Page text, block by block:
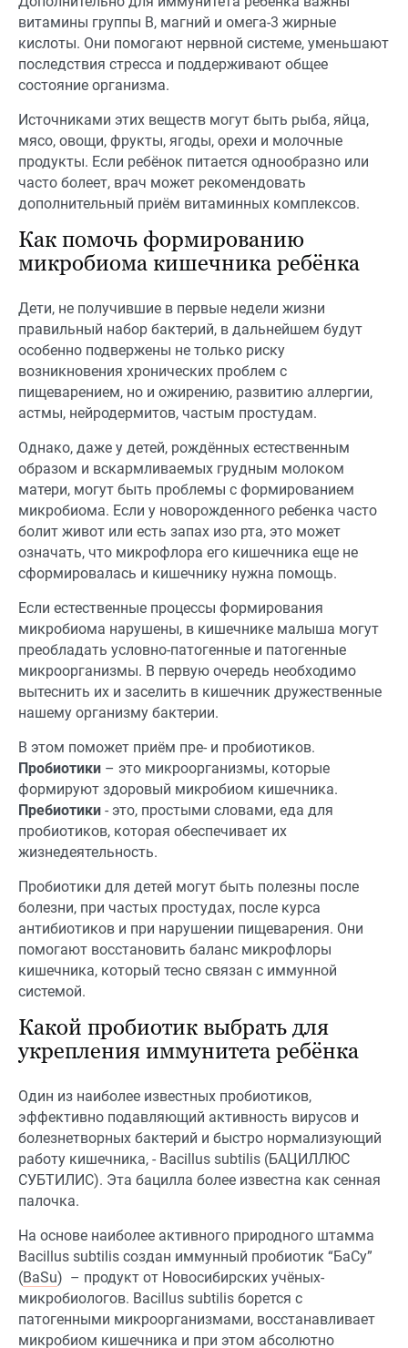
витамины группы B, магний и омега-3 жирные
кислоты. Они помогают нервной системе, уменьшают
последствия стресса и поддерживают общее
состояние организма.
Источниками этих веществ могут быть рыба, яйца,
мясо, овощи, фрукты, ягоды, орехи и молочные
продукты. Если ребёнок питается однообразно или
часто болеет, врач может рекомендовать
дополнительный приём витаминных комплексов.
Как помочь формированию
микробиома кишечника ребёнка
Дети, не получившие в первые недели жизни
правильный набор бактерий, в дальнейшем будут
особенно подвержены не только риску
возникновения хронических проблем с
пищеварением, но и ожирению, развитию аллергии,
астмы, нейродермитов, частым простудам.
Однако, даже у детей, рождённых естественным
образом и вскармливаемых грудным молоком
матери, могут быть проблемы с формированием
микробиома. Если у новорожденного ребенка часто
болит живот или есть запах изо рта, это может
означать, что микрофлора его кишечника еще не
сформировалась и кишечнику нужна помощь.
Если естественные процессы формирования
микробиома нарушены, в кишечнике малыша могут
преобладать условно-патогенные и патогенные
микроорганизмы. В первую очередь необходимо
вытеснить их и заселить в кишечник дружественные
нашему организму бактерии.
В этом поможет приём пре- и пробиотиков.
Пробиотики – это микроорганизмы, которые
формируют здоровый микробиом кишечника.
Пребиотики - это, простыми словами, еда для
пробиотиков, которая обеспечивает их
жизнедеятельность.
Пробиотики для детей могут быть полезны после
болезни, при частых простудах, после курса
антибиотиков и при нарушении пищеварения. Они
помогают восстановить баланс микрофлоры
кишечника, который тесно связан с иммунной
системой.
Какой пробиотик выбрать для
укрепления иммунитета ребёнка
Один из наиболее известных пробиотиков,
эффективно подавляющий активность вирусов и
болезнетворных бактерий и быстро нормализующий
работу кишечника, - Bacillus subtilis (БАЦИЛЛЮС
СУБТИЛИС). Эта бацилла более известна как сенная
палочка.
На основе наиболее активного природного штамма
Bacillus subtilis создан иммунный пробиотик “БаСу”
(BaSu) – продукт от Новосибирских учёных-
микробиологов. Bacillus subtilis борется с
патогенными микроорганизмами, восстанавливает
микробиом кишечника и при этом абсолютно